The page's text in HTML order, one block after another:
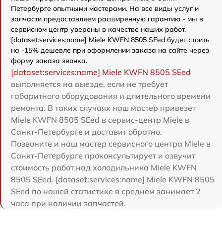
Петербурге опытными мастерами. На все виды услуг и
запчасти предоставляем расширенную гарантию - мы в
сервисном центр уверены в качестве наших работ.
[dataset:services:name] Miele KWFN 8505 SEed будет стоить
на -15% дешевле при оформлении заказа на сайте через
форму заказа звонка.
[dataset:services:name] Miele KWFN 8505 SEed
выполняется на выезде, если не требует
габаритного оборудования и длительного времени
ремонта. В таких случаях наш мастер привезет
Miele KWFN 8505 SEed в сервис-центр Miele в
Санкт-Петербурге и доставит обратно.
Позвоните и наш мастер сервисного центра Miele в
Санкт-Петербурге проконсультирует и озвучит
стоимость работ над холодильника Miele KWFN
8505 SEed. [dataset:services:name] Miele KWFN 8505
SEed по нашей статистике в среднем занимает 2
часа при наличии запчастей.